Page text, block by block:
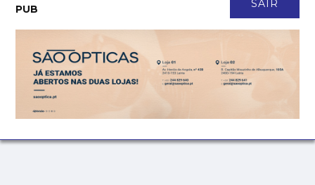
SAIR
PUB
CONTACTO